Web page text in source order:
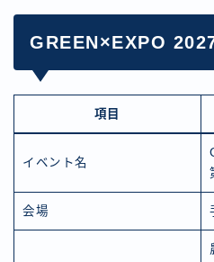
GREEN×EXPO
項目
イベント名
会場